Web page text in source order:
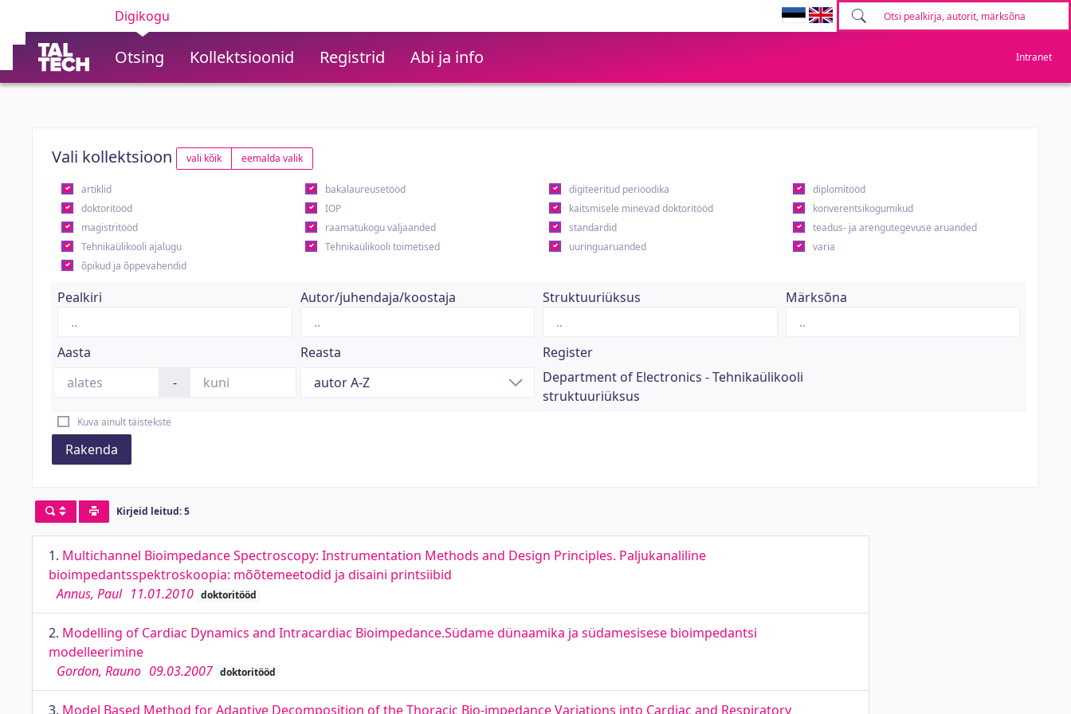
Digikogu
Otsing Kollektsioonid Registrid Abi ja info Intranet
Vali kollektsioon vali kõik eemalda valik
artiklid bakalaureusetööd digiteeritud perioodika
diplomitööd
doktoritööd
IOP kaitsmisele minevad doktoritööd
konverentsikogumikud
magistritööd
raamatukogu väljaanded standardid
teadus- ja arengutegevuse aruanded
Tehnikaülikooli ajalugu
Tehnikaülikooli toimetised uuringuaruanded
varia
õpikud ja õppevahendid
Pealkiri Autor/juhendaja/koostaja Struktuuriüksus Märksõna
Aasta
-
Reasta
Register
Department of Electronics - Tehnikaülikooli
struktuuriüksus
Kuva ainult täistekste
Rakenda
Kirjeid leitud: 5
1. Multichannel Bioimpedance Spectroscopy: Instrumentation Methods and Design Principles. Paljukanaliline
bioimpedantsspektroskoopia: mõõtemeetodid ja disaini printsiibid
Annus, Paul 11.01.2010 doktoritööd
2. Modelling of Cardiac Dynamics and Intracardiac Bioimpedance.Südame dünaamika ja südamesisese bioimpedantsi
modelleerimine
Gordon, Rauno 09.03.2007 doktoritööd
3. Model Based Method for Adaptive Decomposition of the Thoracic Bio-impedance Variations into Cardiac and Respiratory